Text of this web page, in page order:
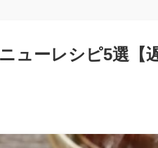
ューレシピ5選【